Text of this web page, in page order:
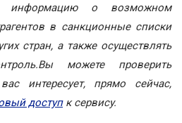
информацию о возможном
в санкционные списки
стран, а также осуществлять
Вы можете проверить
интересует, прямо сейчас,
доступк сервису.